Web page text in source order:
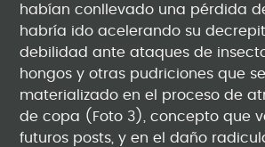
habían conllevado una pérdida
habría ido acelerando su
debilidad ante ataques de
hongos y otras pudriciones que
materializado en el proceso de
de copa (Foto 3), concepto que
futuros posts, y en el daño